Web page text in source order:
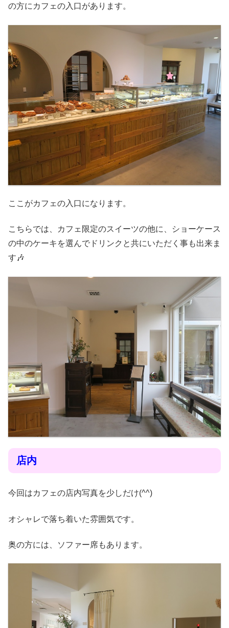
の方にカフェの入口があります。
ここがカフェの入口になります。
こちらでは、カフェ限定のスイーツの他に、ショーケース
の中のケーキを選んでドリンクと共にいただく事も出来ま
す🎶
店内
今回はカフェの店内写真を少しだけ(^^)
オシャレで落ち着いた雰囲気です。
奥の方には、ソファー席もあります。